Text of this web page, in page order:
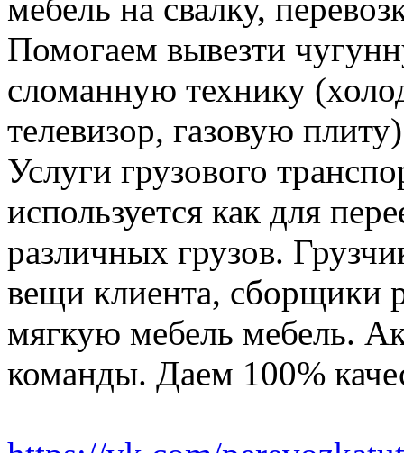
мебель на свалку,
Помогаем вывезти
сломанную технику
телевизор, газовую плиту)
Услуги грузового
используется как для
различных грузов.
вещи клиента, сборщики
мягкую мебель мебель.
команды. Даем 100%